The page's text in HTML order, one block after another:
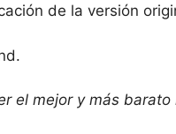
de la versión
el mejor y más